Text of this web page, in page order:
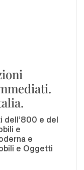
dell'800 e del
e
e
e Oggetti